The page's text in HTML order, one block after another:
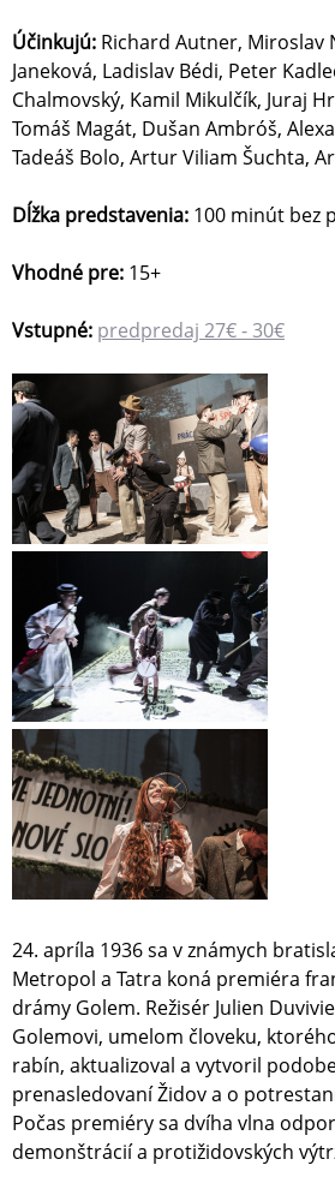
Účinkujú: Richard Autner, Miroslav
Janeková, Ladislav Bédi, Peter
Chalmovský, Kamil Mikulčík, Juraj
Tomáš Magát, Dušan Ambróš,
Tadeáš Bolo, Artur Viliam Šuchta,
Dĺžka predstavenia: 100 minút bez
Vhodné pre: 15+
Vstupné: predpredaj 27€ - 30€
24. apríla 1936 sa v známych
Metropol a Tatra koná premiéra
drámy Golem. Režisér Julien
Golemovi, umelom človeku,
rabín, aktualizoval a vytvoril
prenasledovaní Židov a o
Počas premiéry sa dvíha vlna
demonštrácií a protižidovských